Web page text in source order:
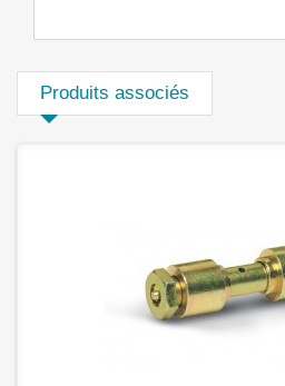
Produits associés